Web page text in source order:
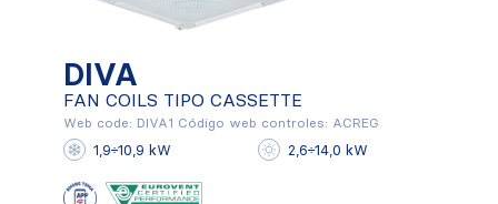
DIVA
FAN COILS TIPO CASSETTE
Web code: DIVA1 Código web controles: ACREG
1,9÷10,9 kW 2,6÷14,0 kW
DIVA
FAN COILS TIPO CASSETTE
Conocer más